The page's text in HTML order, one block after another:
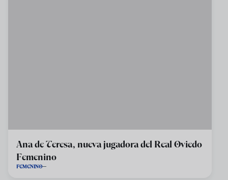
Ana de Teresa, nueva jugadora del Real Oviedo
Femenino
FEMENINO